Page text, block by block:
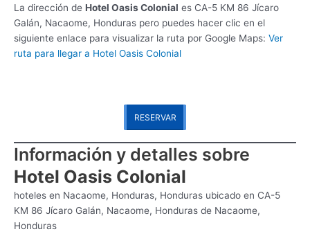
La dirección de Hotel Oasis Colonial es CA-5 KM 86 Jícaro
Galán, Nacaome, Honduras pero puedes hacer clic en el
siguiente enlace para visualizar la ruta por Google Maps: Ver
ruta para llegar a Hotel Oasis Colonial
RESERVAR
Información y detalles sobre
Hotel Oasis Colonial
hoteles en Nacaome, Honduras, Honduras ubicado en CA-5
KM 86 Jícaro Galán, Nacaome, Honduras de Nacaome,
Honduras